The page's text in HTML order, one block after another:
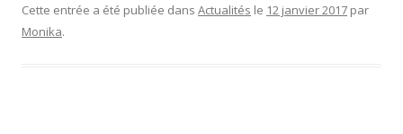
Cette entrée a été publiée dans Actualités le 12 janvier 2017 par
Monika.